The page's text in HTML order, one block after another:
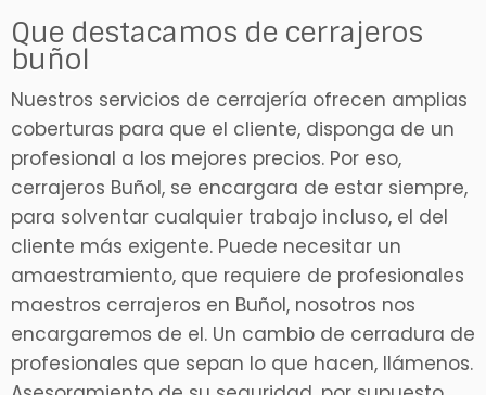
Que destacamos de cerrajeros
buñol
Nuestros servicios de cerrajería ofrecen amplias
coberturas para que el cliente, disponga de un
profesional a los mejores precios. Por eso,
cerrajeros Buñol, se encargara de estar siempre,
para solventar cualquier trabajo incluso, el del
cliente más exigente. Puede necesitar un
amaestramiento, que requiere de profesionales
maestros cerrajeros en Buñol, nosotros nos
encargaremos de el. Un cambio de cerradura de
profesionales que sepan lo que hacen, llámenos.